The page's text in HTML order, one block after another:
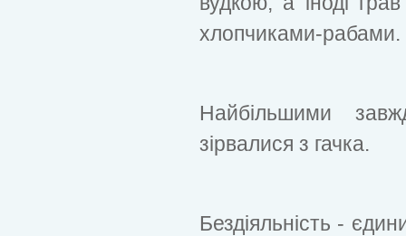
хлопчиками-рабами.
Найбільшими
зірвалися з гачка.
Бездіяльність -